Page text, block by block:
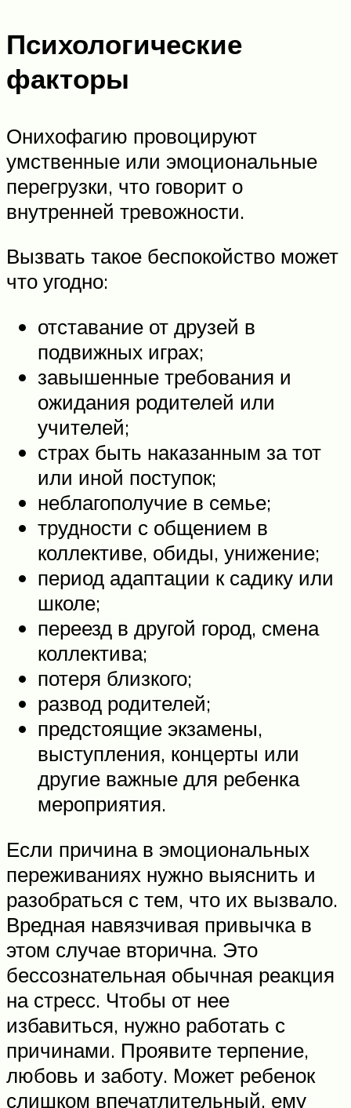
Психологические
факторы
Онихофагию провоцируют
умственные или эмоциональные
перегрузки, что говорит о
внутренней тревожности.
Вызвать такое беспокойство может
что угодно:
отставание от друзей в
подвижных играх;
завышенные требования и
ожидания родителей или
учителей;
страх быть наказанным за тот
или иной поступок;
неблагополучие в семье;
трудности с общением в
коллективе, обиды, унижение;
период адаптации к садику или
школе;
переезд в другой город, смена
коллектива;
потеря близкого;
развод родителей;
предстоящие экзамены,
выступления, концерты или
другие важные для ребенка
мероприятия.
Если причина в эмоциональных
переживаниях нужно выяснить и
разобраться с тем, что их вызвало.
Вредная навязчивая привычка в
этом случае вторична. Это
бессознательная обычная реакция
на стресс. Чтобы от нее
избавиться, нужно работать с
причинами. Проявите терпение,
любовь и заботу. Может ребенок
слишком впечатлительный, ему